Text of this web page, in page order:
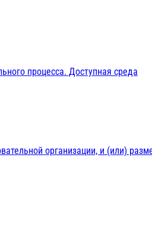
процесса. Доступная среда
организации, и (или)